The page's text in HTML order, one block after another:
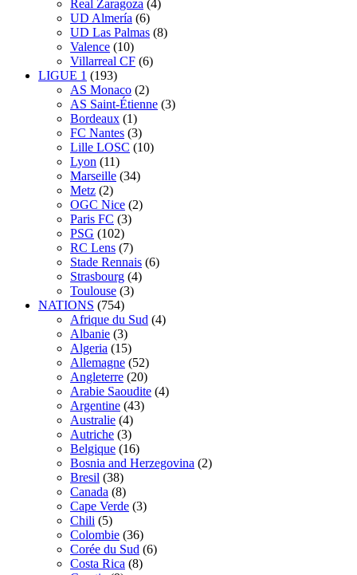
Real Zaragoza (4)
UD Almería (6)
UD Las Palmas (8)
Valence (10)
Villarreal CF (6)
LIGUE 1 (193)
AS Monaco (2)
AS Saint-Étienne (3)
Bordeaux (1)
FC Nantes (3)
Lille LOSC (10)
Lyon (11)
Marseille (34)
Metz (2)
OGC Nice (2)
Paris FC (3)
PSG (102)
RC Lens (7)
Stade Rennais (6)
Strasbourg (4)
Toulouse (3)
NATIONS (754)
Afrique du Sud (4)
Albanie (3)
Algeria (15)
Allemagne (52)
Angleterre (20)
Arabie Saoudite (4)
Argentine (43)
Australie (4)
Autriche (3)
Belgique (16)
Bosnia and Herzegovina (2)
Bresil (38)
Canada (8)
Cape Verde (3)
Chili (5)
Colombie (36)
Corée du Sud (6)
Costa Rica (8)